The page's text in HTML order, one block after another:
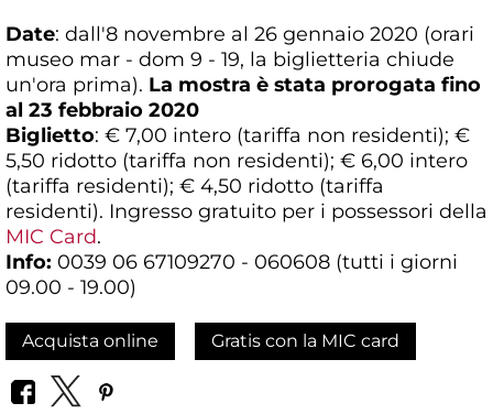
Date: dall'8 novembre al 26 gennaio 2020 (orari
museo mar - dom 9 - 19, la biglietteria chiude
un'ora prima). La mostra è stata prorogata fino
al 23 febbraio 2020
Biglietto: € 7,00 intero (tariffa non residenti); €
5,50 ridotto (tariffa non residenti); € 6,00 intero
(tariffa residenti); € 4,50 ridotto (tariffa
residenti). Ingresso gratuito per i possessori della
MIC Card.
Info: 0039 06 67109270 - 060608 (tutti i giorni
09.00 - 19.00)
Acquista online Gratis con la MIC card